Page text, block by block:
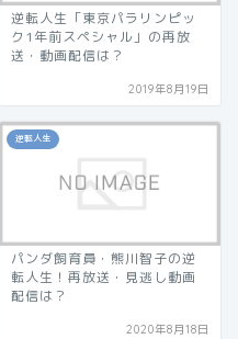
逆転人生「東京パラリンピッ
ク1年前スペシャル」の再放
送・動画配信は？
2019年8月19日
逆転人生
パンダ飼育員・熊川智子の逆
転人生！再放送・見逃し動画
配信は？
2020年8月18日